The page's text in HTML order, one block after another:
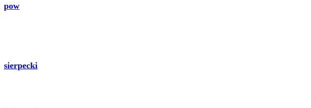
pow
sierpecki